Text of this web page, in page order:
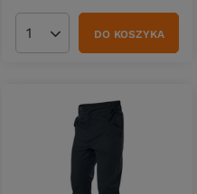
Ilość produktówDO KOSZYKA